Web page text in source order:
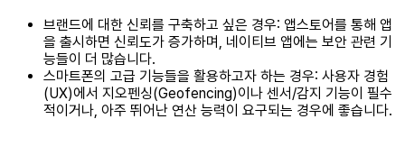
브랜드에 대한 신뢰를 구축하고 싶은 경우: 앱스토어를 통해 앱
을 출시하면 신뢰도가 증가하며, 네이티브 앱에는 보안 관련 기
능들이 더 많습니다.
스마트폰의 고급 기능들을 활용하고자 하는 경우: 사용자 경험
(UX)에서 지오펜싱(Geofencing)이나 센서/감지 기능이 필수
적이거나, 아주 뛰어난 연산 능력이 요구되는 경우에 좋습니다.